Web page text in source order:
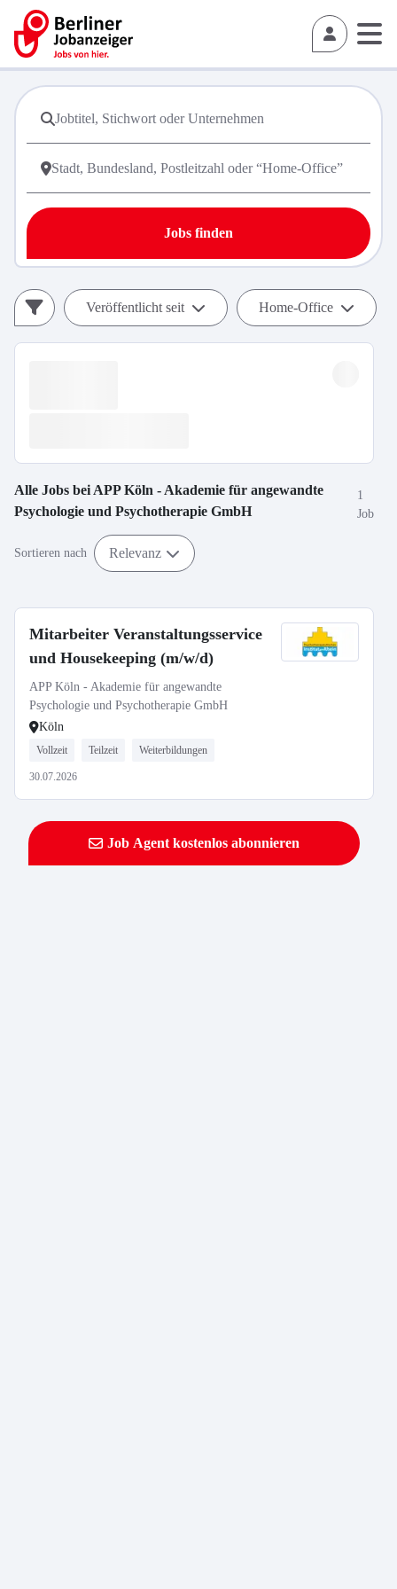
Jobs finden
Veröffentlicht seit Home-Office
Alle Jobs bei APP Köln - Akademie für angewandte
Psychologie und Psychotherapie GmbH
1
Job
Sortieren nach Relevanz
Mitarbeiter Veranstaltungsservice
und Housekeeping (m/w/d)
APP Köln - Akademie für angewandte
Psychologie und Psychotherapie GmbH
Köln
Vollzeit Teilzeit Weiterbildungen
30.07.2026
Job Agent kostenlos abonnieren